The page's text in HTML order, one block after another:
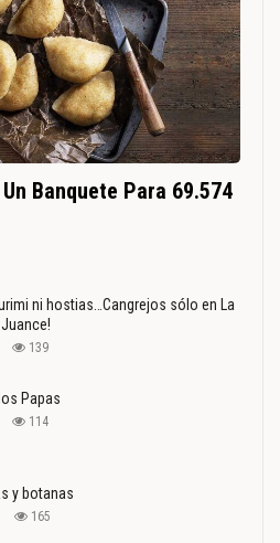
Banquete Para 69.574
ni hostias…Cangrejos sólo en La
139
Papas
114
y botanas
165